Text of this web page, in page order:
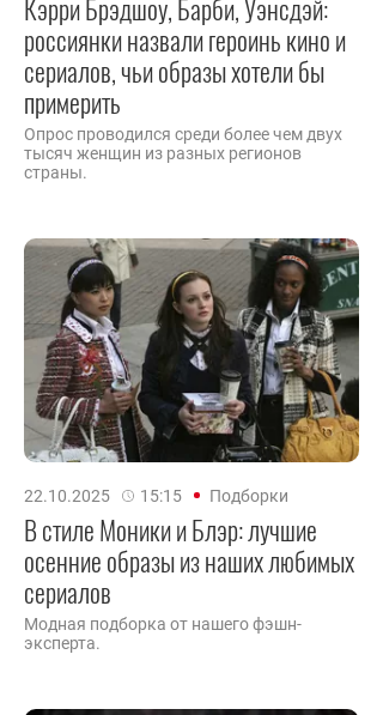
Кэрри Брэдшоу, Барби, Уэнсдэй:
россиянки назвали героинь кино и
сериалов, чьи образы хотели бы
примерить
Опрос проводился среди более чем двух
тысяч женщин из разных регионов
страны.
22.10.2025 15:15 Подборки
В стиле Моники и Блэр: лучшие
осенние образы из наших любимых
сериалов
Модная подборка от нашего фэшн-
эксперта.